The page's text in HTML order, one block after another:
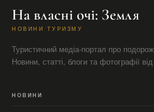
На власні очі: Земля
НОВИНИ ТУРИЗМУ
Туристичний медіа-портал про
Новини, статті, блоги та фотографії
НОВИНИ